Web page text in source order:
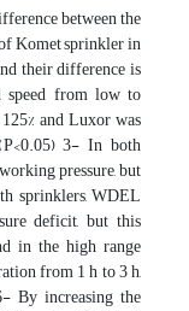
between the
Komet sprinkler in
their difference is
from low to
and Luxor was
3- In both
pressure, but
sprinklers, WDEL
deficit, but this
in the high range
from 1 h to 3 h,
By increasing the